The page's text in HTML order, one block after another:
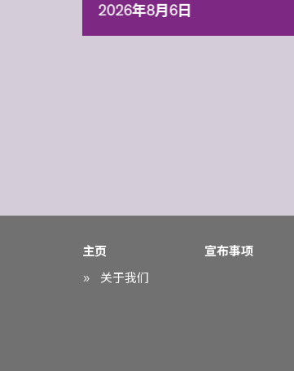
2026年8月6日
主页
关于我们
宣布事项